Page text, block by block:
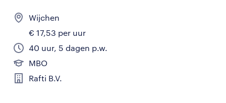
Wijchen
€ 17,53 per uur
40 uur, 5 dagen p.w.
MBO
Rafti B.V.